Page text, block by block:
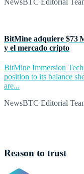
BitMine adquiere $73
y el mercado cripto
BitMine Immersion
position to its balance
are...
NewsBTC Editorial
Reason to trust